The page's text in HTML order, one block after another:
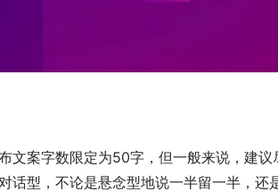
文案字数限定为50字，但一般来说，建议
话型，不论是悬念型地说一半留一半，还